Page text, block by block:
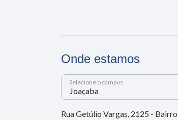
Onde estamos
Selecione o campus
Rua Getúlio Vargas, 2125 -